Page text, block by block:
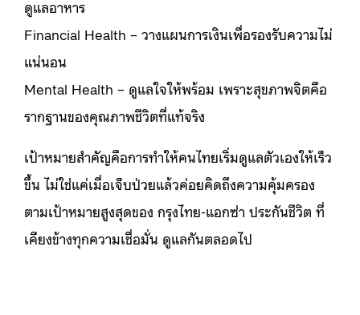
ดูแลอาหาร
Financial Health – วางแผนการเงินเพื่อรองรับความไม่
แน่นอน
Mental Health – ดูแลใจให้พร้อม เพราะสุขภาพจิตคือ
รากฐานของคุณภาพชีวิตที่แท้จริง
เป้าหมายสำคัญคือการทำให้คนไทยเริ่มดูแลตัวเองให้เร็ว
ขึ้น ไม่ใช่แค่เมื่อเจ็บป่วยแล้วค่อยคิดถึงความคุ้มครอง
ตามเป้าหมายสูงสุดของ กรุงไทย-แอกซ่า ประกันชีวิต ที่
เคียงข้างทุกความเชื่อมั่น ดูแลกันตลอดไป